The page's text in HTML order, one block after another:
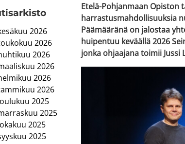
2026
2026
2026
2026
2026
2026
2025
2025
2025
2025
Etelä-Pohjanmaan Opiston
harrastusmahdollisuuksia
Päämääränä on jalostaa
huipentuu keväällä 2026
jonka ohjaajana toimii Jussi